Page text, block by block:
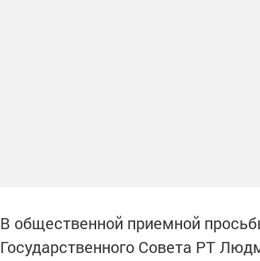
В общественной приемной
Государственного Совета РТ